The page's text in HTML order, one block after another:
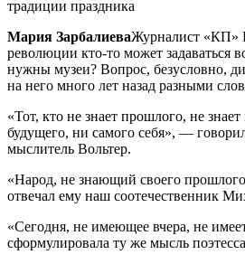
Мария ЗарбалиеваЖурналист «КП»
революции кто-то может задаваться
нужны музеи? Вопрос, безусловно,
на него много лет назад разными
«Тот, кто не знает прошлого, не
будущего, ни самого себя», —
мыслитель Вольтер.
«Народ, не знающий своего
отвечал ему наш соотечественник
«Сегодня, не имеющее вчера, не
сформулировала ту же мысль